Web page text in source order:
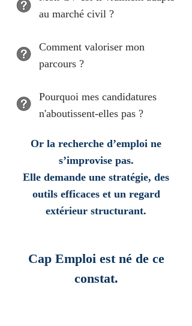
Or la recherche d’emploi ne
s’improvise pas.
Elle demande une stratégie, des
outils efficaces et un regard
extérieur structurant.
Cap Emploi est né de ce
constat.
au marché civil ?
Comment valoriser mon
parcours ?
Pourquoi mes candidatures
n'aboutissent-elles pas ?​